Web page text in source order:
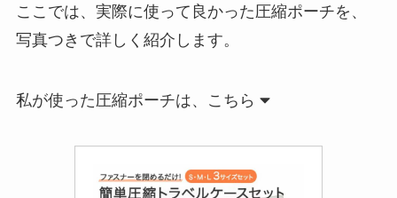
ここでは、実際に使って良かった圧縮ポーチを、
写真つきで詳しく紹介します。
私が使った圧縮ポーチは、こちら